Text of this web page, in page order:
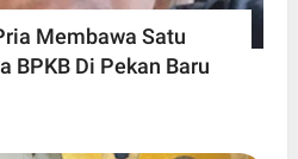
Membawa Satu
BPKB Di Pekan Baru